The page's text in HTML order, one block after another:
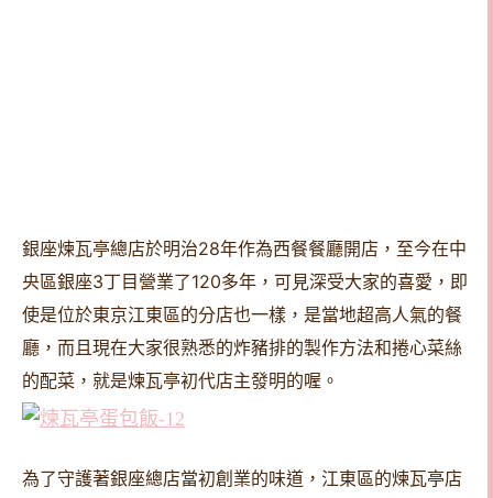
銀座煉瓦亭總店於明治28年作為西餐餐廳開店，至今在中
央區銀座3丁目營業了120多年，可見深受大家的喜愛，即
使是位於東京江東區的分店也一樣，是當地超高人氣的餐
廳， 而且現在大家很熟悉的炸豬排的製作方法和捲心菜絲
的配菜，就是煉瓦亭初代店主發明的喔。
為了守護著銀座總店當初創業的味道，江東區的煉瓦亭店